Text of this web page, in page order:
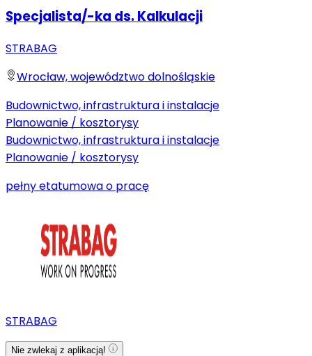
Specjalista/-ka ds. Kalkulacji
STRABAG
Wrocław, województwo dolnośląskie
Budownictwo, infrastruktura i instalacje
Planowanie / kosztorysy
Budownictwo, infrastruktura i instalacje
Planowanie / kosztorysy
pełny etatumowa o pracę
STRABAG
Nie zwlekaj z aplikacją!